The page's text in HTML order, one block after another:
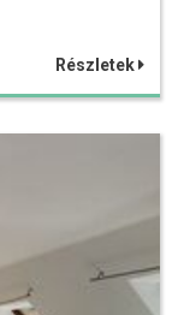
Részletek